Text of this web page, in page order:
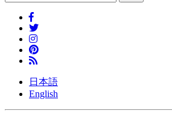
日本語
English